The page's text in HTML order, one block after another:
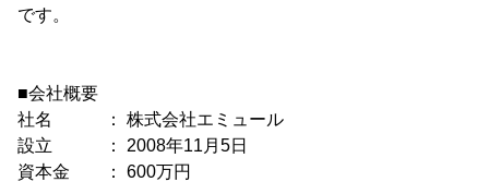
です。
■会社概要
社名 ： 株式会社エミュール
設立 ： 2008年11月5日
資本金 ： 600万円